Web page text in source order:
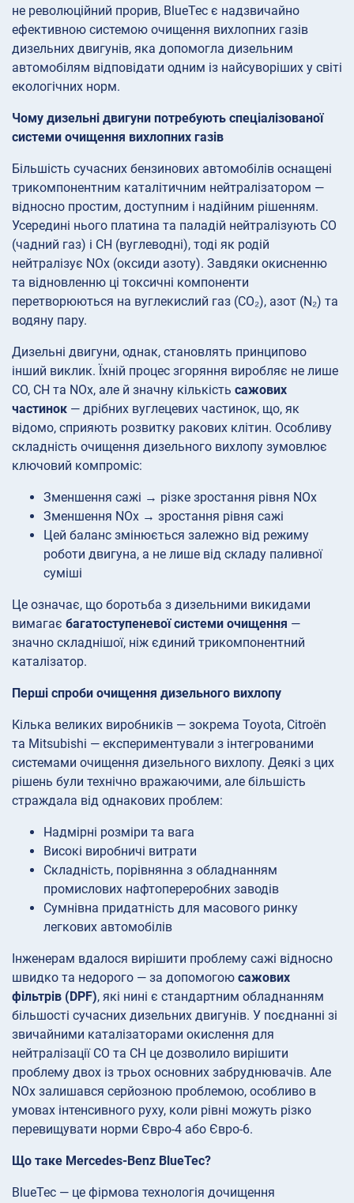
не революційний прорив, BlueTec є надзвичайно
ефективною системою очищення вихлопних газів
дизельних двигунів, яка допомогла дизельним
автомобілям відповідати одним із найсуворіших у світі
екологічних норм.
Чому дизельні двигуни потребують спеціалізованої
системи очищення вихлопних газів
Більшість сучасних бензинових автомобілів оснащені
трикомпонентним каталітичним нейтралізатором —
відносно простим, доступним і надійним рішенням.
Усередині нього платина та паладій нейтралізують CO
(чадний газ) і CH (вуглеводні), тоді як родій
нейтралізує NOx (оксиди азоту). Завдяки окисненню
та відновленню ці токсичні компоненти
перетворюються на вуглекислий газ (CO₂), азот (N₂) та
водяну пару.
Дизельні двигуни, однак, становлять принципово
інший виклик. Їхній процес згоряння виробляє не лише
CO, CH та NOx, але й значну кількість сажових
частинок — дрібних вуглецевих частинок, що, як
відомо, сприяють розвитку ракових клітин. Особливу
складність очищення дизельного вихлопу зумовлює
ключовий компроміс:
Зменшення сажі → різке зростання рівня NOx
Зменшення NOx → зростання рівня сажі
Цей баланс змінюється залежно від режиму
роботи двигуна, а не лише від складу паливної
суміші
Це означає, що боротьба з дизельними викидами
вимагає багатоступеневої системи очищення —
значно складнішої, ніж єдиний трикомпонентний
каталізатор.
Перші спроби очищення дизельного вихлопу
Кілька великих виробників — зокрема Toyota, Citroën
та Mitsubishi — експериментували з інтегрованими
системами очищення дизельного вихлопу. Деякі з цих
рішень були технічно вражаючими, але більшість
страждала від однакових проблем:
Надмірні розміри та вага
Високі виробничі витрати
Складність, порівнянна з обладнанням
промислових нафтопереробних заводів
Сумнівна придатність для масового ринку
легкових автомобілів
Інженерам вдалося вирішити проблему сажі відносно
швидко та недорого — за допомогою сажових
фільтрів (DPF), які нині є стандартним обладнанням
більшості сучасних дизельних двигунів. У поєднанні зі
звичайними каталізаторами окислення для
нейтралізації CO та CH це дозволило вирішити
проблему двох із трьох основних забруднювачів. Але
NOx залишався серйозною проблемою, особливо в
умовах інтенсивного руху, коли рівні можуть різко
перевищувати норми Євро-4 або Євро-6.
Що таке Mercedes-Benz BlueTec?
BlueTec — це фірмова технологія дочищення